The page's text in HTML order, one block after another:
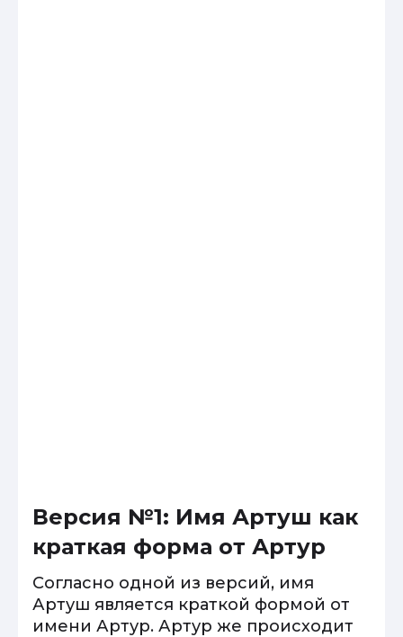
Версия №1: Имя Артуш как
краткая форма от Артур
Согласно одной из версий, имя
Артуш является краткой формой от
имени Артур. Артур же происходит